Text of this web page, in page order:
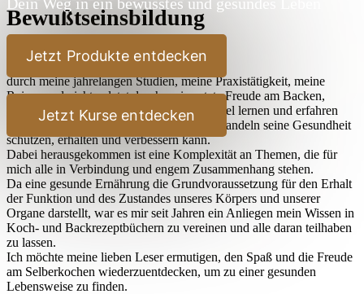
Jetzt Produkte entdecken
Jetzt Kurse entdecken
Bewußtseinsbildung
Lieber Leser,
durch meine jahrelangen Studien, meine Praxistätigkeit, meine
Reisen und nicht zuletzt durch meine stete Freude am Backen,
Kochen und Ausprobieren habe ich sehr viel lernen und erfahren
dürfen, wie der Mensch durch bewußtes Handeln seine Gesundheit
schützen, erhalten und verbessern kann.
Dabei herausgekommen ist eine Komplexität an Themen, die für
mich alle in Verbindung und engem Zusammenhang stehen.
Da eine gesunde Ernährung die Grundvoraussetzung für den Erhalt
der Funktion und des Zustandes unseres Körpers und unserer
Organe darstellt, war es mir seit Jahren ein Anliegen mein Wissen in
Koch- und Backrezeptbüchern zu vereinen und alle daran teilhaben
zu lassen.
Ich möchte meine lieben Leser ermutigen, den Spaß und die Freude
am Selberkochen wiederzuentdecken, um zu einer gesunden
Lebensweise zu finden.